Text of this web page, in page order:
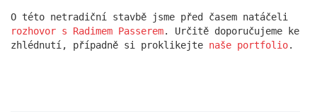
Václava Havla, vyrostl tým formující podobu
českých velkoměst. DAM architekti s.r.o. dnes
spojují historii s vizí moderního města pro 21.
O této netradiční stavbě jsme před časem natáčeli
rozhovor s Radimem Passerem. Určitě doporučujeme ke
zhlédnutí, případně si proklikejte naše portfolio.